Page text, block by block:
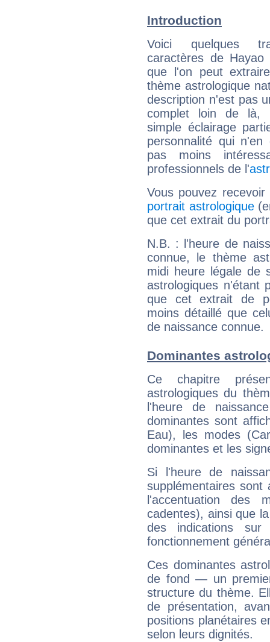
Introduction
Voici quelques
caractères de Hayao
que l'on peut
thème astrologique
description n'est pas
complet loin de là,
simple éclairage
personnalité qui n'en
pas moins
professionnels de l'
Vous pouvez
portrait astrologique
que cet extrait du
N.B. : l'heure de
connue, le thème
midi heure légale de
astrologiques n'étant
que cet extrait de
moins détaillé que
de naissance connue.
Dominantes
Ce chapitre
astrologiques du
l'heure de
dominantes sont
Eau), les modes
dominantes et les
Si l'heure de
supplémentaires sont
l'accentuation des
cadentes), ainsi que
des indications sur
fonctionnement
Ces dominantes
de fond — un
structure du thème.
de présentation,
positions planétaires
selon leurs dignités.